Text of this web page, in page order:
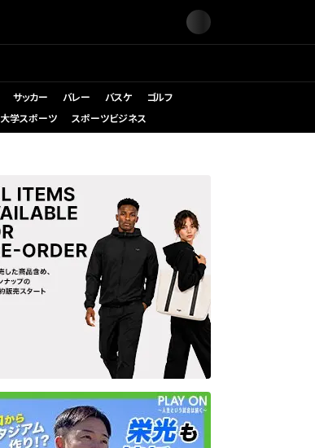
サッカー バレー バスケ
ゴルフ
大学スポーツ スポーツビジネス